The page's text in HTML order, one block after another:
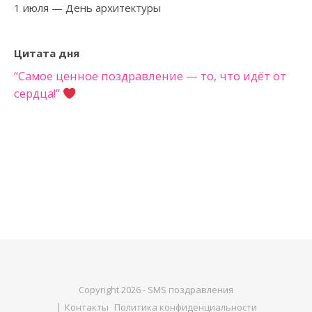
1 июля — День архитектуры
Цитата дня
“Самое ценное поздравление — то, что идёт от
сердца!”
Copyright 2026 - SMS поздравления
Контакты Политика конфиденциальности